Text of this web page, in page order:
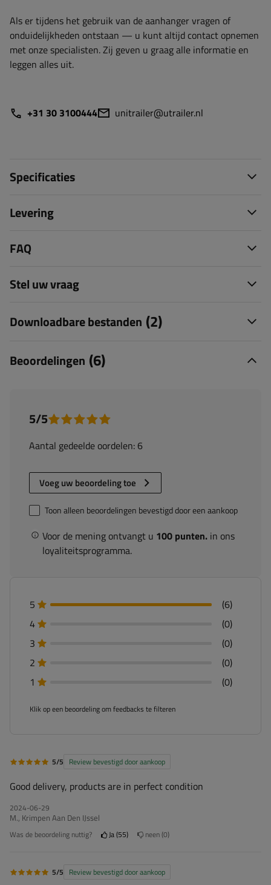
Als er tijdens het gebruik van de aanhanger vragen of
onduidelijkheden ontstaan — u kunt altijd contact opnemen
met onze specialisten. Zij geven u graag alle informatie en
leggen alles uit.
+31 30 3100444 unitrailer@utrailer.nl
Specificaties
Levering
FAQ
Stel uw vraag
Downloadbare bestanden (2)
Beoordelingen (6)
5/5
Aantal gedeelde oordelen: 6
Voeg uw beoordeling toe
Voor de mening ontvangt u 100 punten. in ons
loyaliteitsprogramma.
Toon alleen beoordelingen bevestigd door een aankoop
5
(6)
4
(0)
3
(0)
2
(0)
1
(0)
Klik op een beoordeling om feedbacks te filteren
5/5 Review bevestigd door aankoop
Good delivery, products are in perfect condition
2024-06-29
M., Krimpen Aan Den IJssel
Was de beoordeling nuttig? Ja 55 neen 0
5/5 Review bevestigd door aankoop